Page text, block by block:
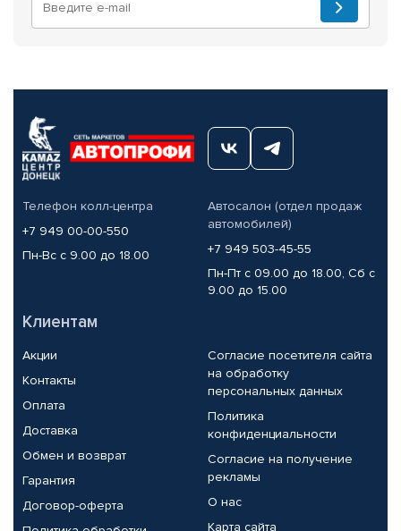
Телефон колл-центра
+7 949 00-00-550
Пн-Вс с 9.00 до 18.00
Автосалон (отдел продаж
автомобилей)
+7 949 503-45-55
Пн-Пт с 09.00 до 18.00, Сб с
9.00 до 15.00
Клиентам
Акции
Контакты
Оплата
Доставка
Обмен и возврат
Гарантия
Договор-оферта
Согласие посетителя сайта
на обработку
персональных данных
Политика
конфиденциальности
Согласие на получение
рекламы
О нас
Карта сайта